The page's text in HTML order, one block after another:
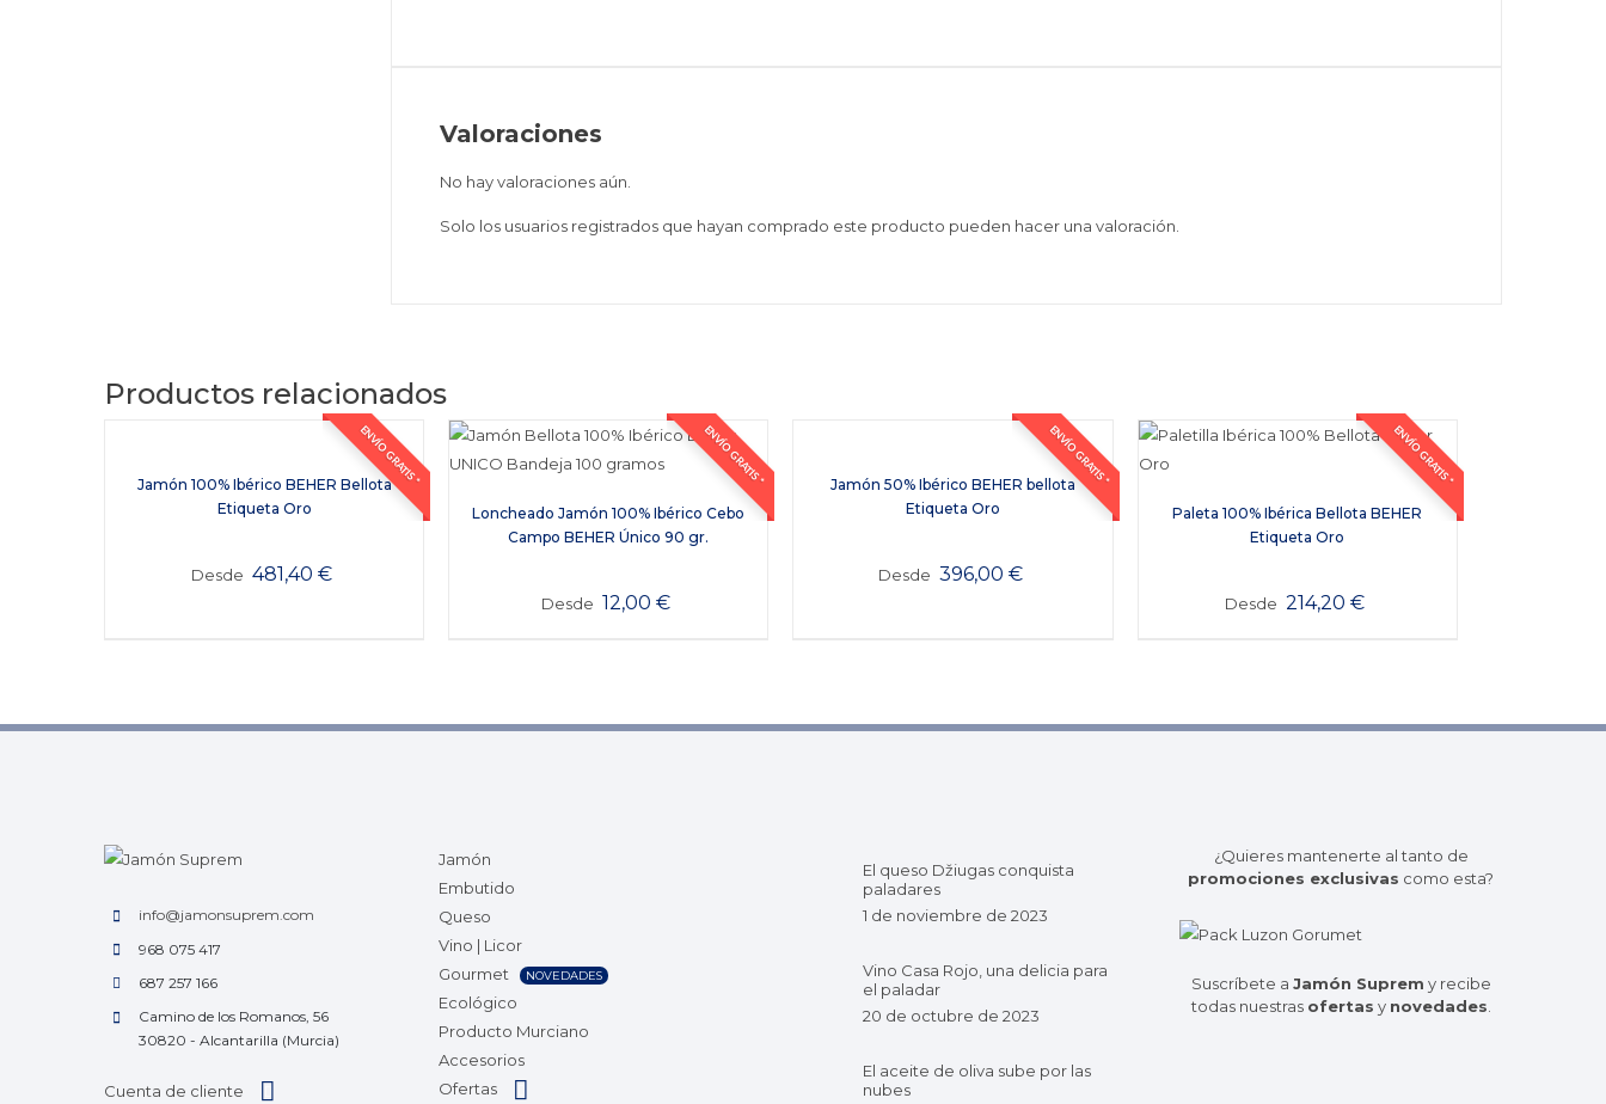
Valoraciones
No hay valoraciones aún.
Solo los usuarios registrados que hayan comprado este producto pueden hacer una valoración.
Productos relacionados
ENVÍO GRATIS *
Jamón 100% Ibérico BEHER Bellota
Etiqueta Oro
Desde 481,40€
ENVÍO GRATIS *
Loncheado Jamón 100% Ibérico Cebo
Campo BEHER Único 90 gr.
Desde 12,00€
ENVÍO GRATIS *
Jamón 50% Ibérico BEHER bellota
Etiqueta Oro
Desde 396,00 €
ENVÍO GRATIS *
Paleta 100% Ibérica Bellota BEHER
Etiqueta Oro
Desde 214,20€
info@jamonsuprem.com
968 075 417
687 257 166
Camino de los Romanos, 56
30820 - Alcantarilla (Murcia)
Cuenta de cliente
Jamón
Embutido
Queso
Vino | Licor
Gourmet
NOVEDADES
Ecológico
Producto Murciano
Accesorios
Ofertas
El queso Džiugas conquista
paladares
1 de noviembre de 2023
Vino Casa Rojo, una delicia para
el paladar
20 de octubre de 2023
El aceite de oliva sube por las
nubes
¿Quieres mantenerte al tanto de
promociones exclusivas como esta?
Suscríbete a Jamón Suprem y recibe
todas nuestras ofertas y novedades.